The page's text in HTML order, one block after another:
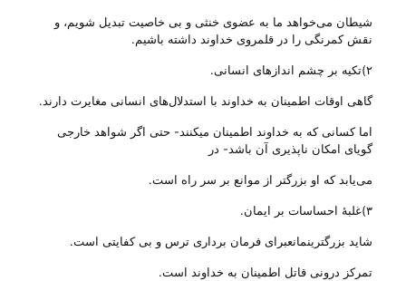
شیطان می‌خواهد ما به عضوی خنثی و بی‌ خاصیت تبدیل شویم، و
نقش کمرنگی را در قلمروی خداوند داشته باشیم.
۲)تکیه بر چشم انداز‌های انسانی‌.
گاهی‌ اوقات اطمینان به خداوند با استدلال‌های انسانی‌ مغایرت دارند.
اما کسانی‌ که به خداوند اطمینان میکنند- حتی اگر شواهد خارجی‌
گویای امکان ناپذیری آن باشد- در
می‌‌یابد که او بزرگتر از موانع بر سر راه است.
۳)غلبهٔ احساسات بر ایمان.
شاید بزرگترینمانعبرای فرمان برداری ترس و بی‌ کفایتی‌ است.
تمرکز درونی‌ قاتل اطمینان به خداوند است.